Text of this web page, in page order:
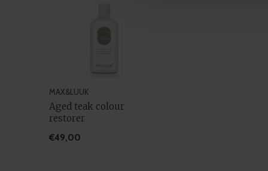
MAX&LUUK
Aged teak colour
restorer
€49,00